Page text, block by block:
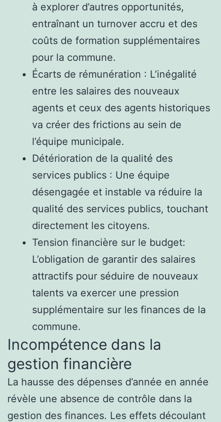
à explorer d’autres opportunités,
entraînant un turnover accru et des
coûts de formation supplémentaires
pour la commune.
Écarts de rémunération : L’inégalité
entre les salaires des nouveaux
agents et ceux des agents historiques
va créer des frictions au sein de
l’équipe municipale.
Détérioration de la qualité des
services publics : Une équipe
désengagée et instable va réduire la
qualité des services publics, touchant
directement les citoyens.
Tension financière sur le budget:
L’obligation de garantir des salaires
attractifs pour séduire de nouveaux
talents va exercer une pression
supplémentaire sur les finances de la
commune.
Incompétence dans la
gestion financière
La hausse des dépenses d’année en année
révèle une absence de contrôle dans la
gestion des finances. Les effets découlant